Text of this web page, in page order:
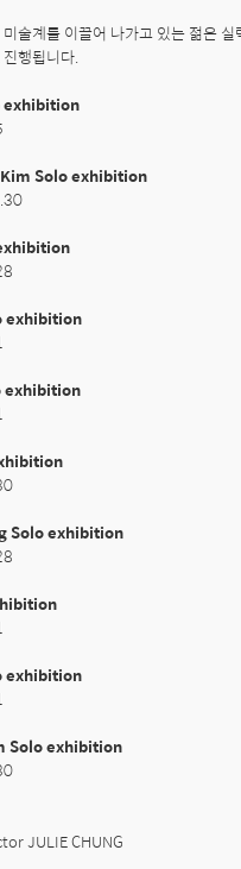
술계를 이끌어 나가고 있는 젊은
행됩니다.
exhibition
Solo exhibition
exhibition
exhibition
Solo exhibition
exhibition
Solo exhibition
JULIE CHUNG